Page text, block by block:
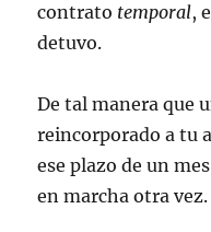
contrato temporal,
detuvo.
De tal manera que
reincorporado a tu
ese plazo de un
en marcha otra vez.